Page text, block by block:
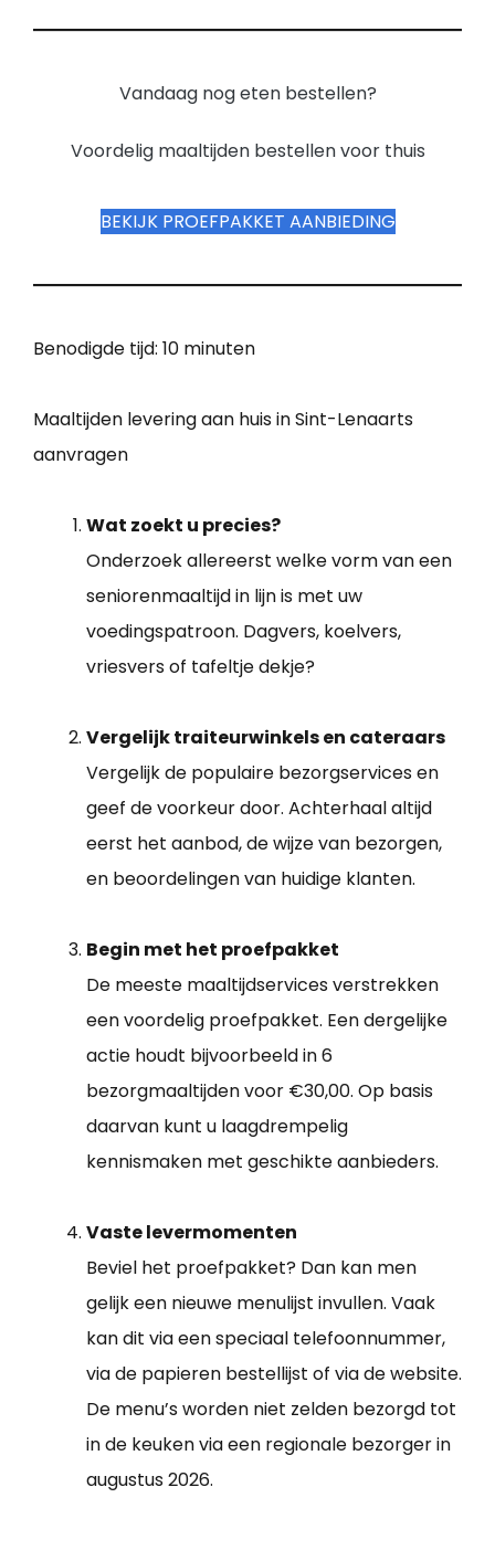
Vandaag nog eten bestellen?
Voordelig maaltijden bestellen voor thuis
BEKIJK PROEFPAKKET AANBIEDING
Benodigde tijd: 10 minuten
Maaltijden levering aan huis in Sint-Lenaarts
aanvragen
Wat zoekt u precies?
Onderzoek allereerst welke vorm van een
seniorenmaaltijd in lijn is met uw
voedingspatroon. Dagvers, koelvers,
vriesvers of tafeltje dekje?
Vergelijk traiteurwinkels en cateraars
Vergelijk de populaire bezorgservices en
geef de voorkeur door. Achterhaal altijd
eerst het aanbod, de wijze van bezorgen,
en beoordelingen van huidige klanten.
Begin met het proefpakket
De meeste maaltijdservices verstrekken
een voordelig proefpakket. Een dergelijke
actie houdt bijvoorbeeld in 6
bezorgmaaltijden voor €30,00. Op basis
daarvan kunt u laagdrempelig
kennismaken met geschikte aanbieders.
Vaste levermomenten
Beviel het proefpakket? Dan kan men
gelijk een nieuwe menulijst invullen. Vaak
kan dit via een speciaal telefoonnummer,
via de papieren bestellijst of via de website.
De menu’s worden niet zelden bezorgd tot
in de keuken via een regionale bezorger in
augustus 2026.